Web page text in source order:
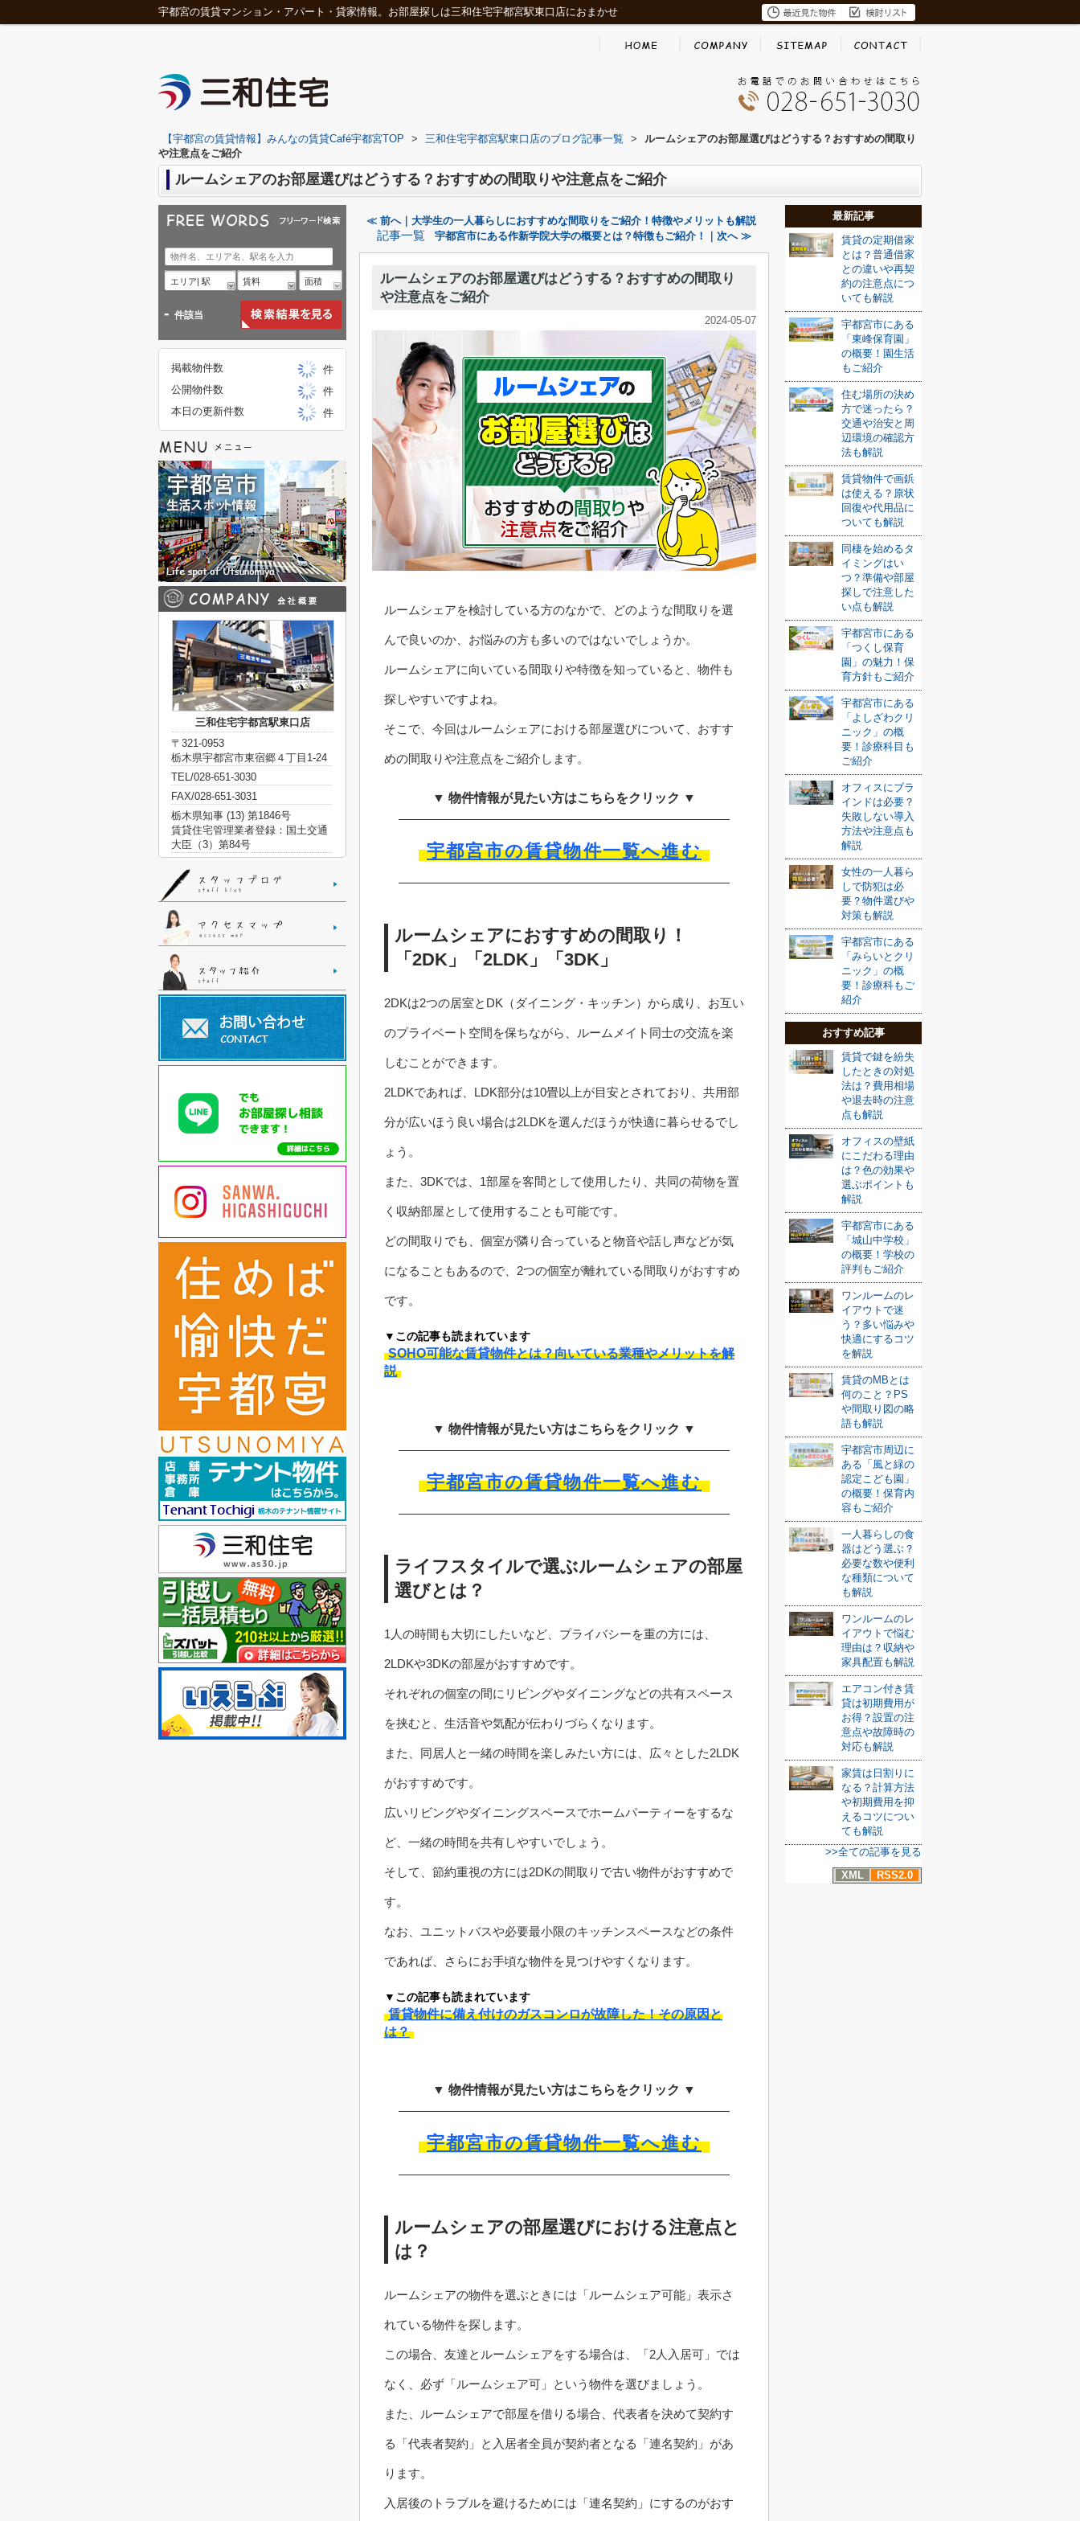
宇都宮の賃貸マンション・アパート・貸家情報。お部屋探しは三和住宅宇都宮駅東口店におまかせ
【宇都宮の賃貸情報】みんなの賃貸Café宇都宮TOP > 三和住宅宇都宮駅東口店のブログ記事一覧 >
ルームシェアのお部屋選びはどうする？おすすめの間取り
や注意点をご紹介
ルームシェアのお部屋選びはどうする？おすすめの間取りや注意点をご紹介
≪ 前へ｜大学生の一人暮らしにおすすめな間取りをご紹介！特徴やメリットも解説
記事一覧 宇都宮市にある作新学院大学の概要とは？特徴もご紹介！｜次へ ≫
ルームシェアのお部屋選びはどうする？おすすめの間取り
や注意点をご紹介
2024-05-07
ルームシェアを検討している方のなかで、どのような間取りを選
んで良いのか、お悩みの方も多いのではないでしょうか。
ルームシェアに向いている間取りや特徴を知っていると、物件も
探しやすいですよね。
そこで、今回はルームシェアにおける部屋選びについて、おすす
めの間取りや注意点をご紹介します。
▼ 物件情報が見たい方はこちらをクリック ▼
宇都宮市の賃貸物件一覧へ進む
ルームシェアにおすすめの間取り！
「2DK」「2LDK」「3DK」
2DKは2つの居室とDK（ダイニング・キッチン）から成り、お互い
のプライベート空間を保ちながら、ルームメイト同士の交流を楽
しむことができます。
2LDKであれば、LDK部分は10畳以上が目安とされており、共用部
分が広いほう良い場合は2LDKを選んだほうが快適に暮らせるでし
ょう。
また、3DKでは、1部屋を客間として使用したり、共同の荷物を置
く収納部屋として使用することも可能です。
どの間取りでも、個室が隣り合っていると物音や話し声などが気
になることもあるので、2つの個室が離れている間取りがおすすめ
です。
▼この記事も読まれています
SOHO可能な賃貸物件とは？向いている業種やメリットを解
説
▼ 物件情報が見たい方はこちらをクリック ▼
宇都宮市の賃貸物件一覧へ進む
ライフスタイルで選ぶルームシェアの部屋
選びとは？
1人の時間も大切にしたいなど、プライバシーを重の方には、
2LDKや3DKの部屋がおすすめです。
それぞれの個室の間にリビングやダイニングなどの共有スペース
を挟むと、生活音や気配が伝わりづらくなります。
また、同居人と一緒の時間を楽しみたい方には、広々とした2LDK
がおすすめです。
広いリビングやダイニングスペースでホームパーティーをするな
ど、一緒の時間を共有しやすいでしょう。
そして、節約重視の方には2DKの間取りで古い物件がおすすめで
す。
なお、ユニットバスや必要最小限のキッチンスペースなどの条件
であれば、さらにお手頃な物件を見つけやすくなります。
▼この記事も読まれています
賃貸物件に備え付けのガスコンロが故障した！その原因と
は？
▼ 物件情報が見たい方はこちらをクリック ▼
宇都宮市の賃貸物件一覧へ進む
ルームシェアの部屋選びにおける注意点と
は？
ルームシェアの物件を選ぶときには「ルームシェア可能」表示さ
れている物件を探します。
この場合、友達とルームシェアをする場合は、「2人入居可」では
なく、必ず「ルームシェア可」という物件を選びましょう。
また、ルームシェアで部屋を借りる場合、代表者を決めて契約す
る「代表者契約」と入居者全員が契約者となる「連名契約」があ
ります。
入居後のトラブルを避けるためには「連名契約」にするのがおす
最新記事
賃貸の定期借家
とは？普通借家
との違いや再契
約の注意点につ
いても解説
宇都宮市にある
「東峰保育園」
の概要！園生活
もご紹介
住む場所の決め
方で迷ったら？
交通や治安と周
辺環境の確認方
法も解説
賃貸物件で画鋲
は使える？原状
回復や代用品に
ついても解説
同棲を始めるタ
イミングはい
つ？準備や部屋
探しで注意した
い点も解説
宇都宮市にある
「つくし保育
園」の魅力！保
育方針もご紹介
宇都宮市にある
「よしざわクリ
ニック」の概
要！診療科目も
ご紹介
オフィスにブラ
インドは必要？
失敗しない導入
方法や注意点も
解説
女性の一人暮ら
しで防犯は必
要？物件選びや
対策も解説
宇都宮市にある
「みらいとクリ
ニック」の概
要！診療科もご
紹介
おすすめ記事
賃貸で鍵を紛失
したときの対処
法は？費用相場
や退去時の注意
点も解説
オフィスの壁紙
にこだわる理由
は？色の効果や
選ぶポイントも
解説
宇都宮市にある
「城山中学校」
の概要！学校の
評判もご紹介
ワンルームのレ
イアウトで迷
う？多い悩みや
快適にするコツ
を解説
賃貸のMBとは
何のこと？PS
や間取り図の略
語も解説
宇都宮市周辺に
ある「風と緑の
認定こども園」
の概要！保育内
容もご紹介
一人暮らしの食
器はどう選ぶ？
必要な数や便利
な種類について
も解説
ワンルームのレ
イアウトで悩む
理由は？収納や
家具配置も解説
エアコン付き賃
貸は初期費用が
お得？設置の注
意点や故障時の
対応も解説
家賃は日割りに
なる？計算方法
や初期費用を抑
えるコツについ
ても解説
>>全ての記事を見る
XML
RSS2.0
エリア| 駅 賃料 面積
- 件該当
掲載物件数
件
公開物件数
件
本日の更新件数
件
三和住宅宇都宮駅東口店
〒321-0953
栃木県宇都宮市東宿郷４丁目1-24
TEL/028-651-3030
FAX/028-651-3031
栃木県知事 (13) 第1846号
賃貸住宅管理業者登録：国土交通
大臣（3）第84号